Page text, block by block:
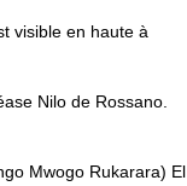
visible en haute à
Nilo de Rossano.
Mwogo Rukarara) El